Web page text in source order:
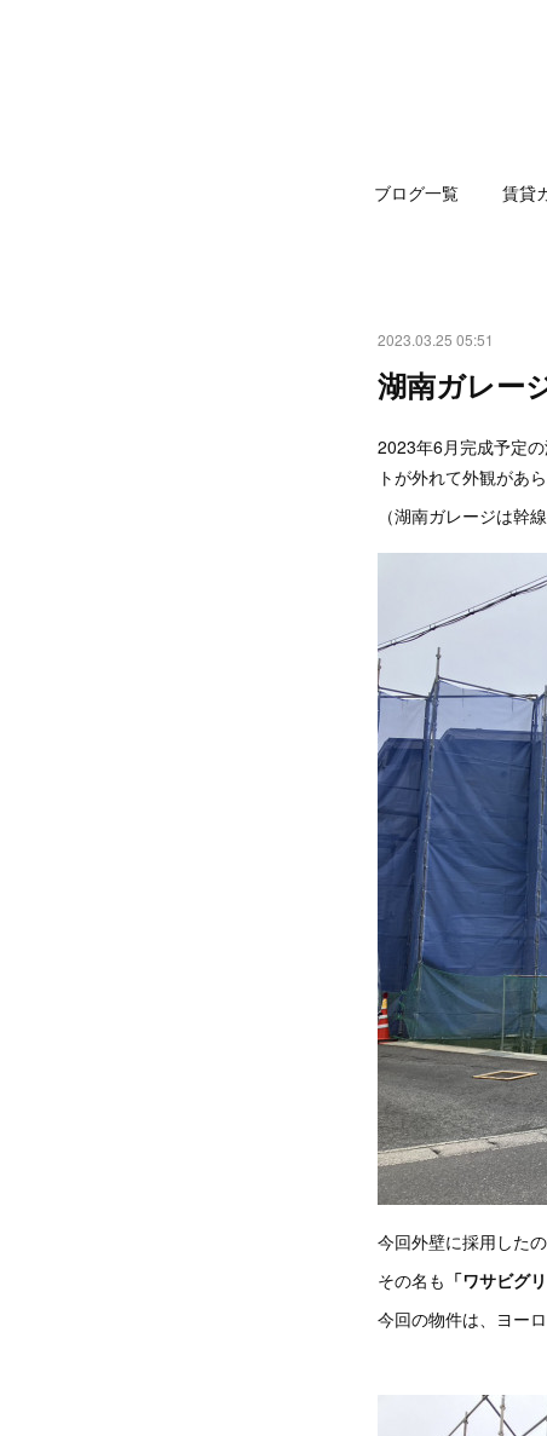
ブログ一覧 賃貸
2023.03.25 05:51
湖南ガレー
2023年6月完成予定
トが外れて外観があ
（湖南ガレージは幹
今回外壁に採用した
その名も 「ワサビグ
今回の物件は、ヨー